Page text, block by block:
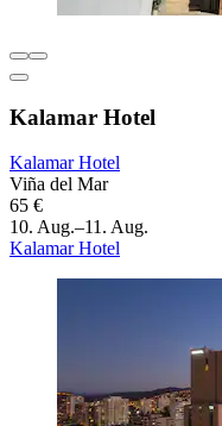
Kalamar Hotel
Kalamar Hotel
Viña del Mar
65 €
10. Aug.–11. Aug.
Kalamar Hotel